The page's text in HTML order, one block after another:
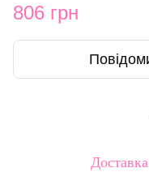
806 грн
Доставка